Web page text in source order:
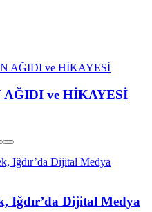
ve HİKAYESİ
Iğdır’da Dijital Medya